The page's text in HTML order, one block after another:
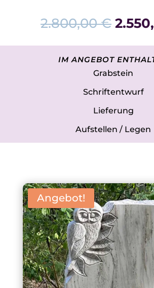
2.800,00€
war:
IM ANGEBOT
Grabstein
Schriftentwurf
Lieferung
Aufstellen / Legen
Angebot!